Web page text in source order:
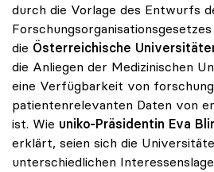
durch die Vorlage des Entwurfs
die Österreichische
die Anliegen der Medizinischen
eine Verfügbarkeit von
patientenrelevanten Daten von
ist. Wie uniko-Präsidentin Eva
erklärt, seien sich die
unterschiedlichen